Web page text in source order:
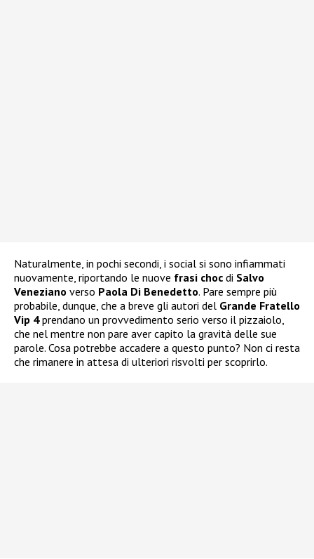
Naturalmente, in pochi secondi, i social si sono infiammati
nuovamente, riportando le nuove frasi choc di Salvo
Veneziano verso Paola Di Benedetto. Pare sempre più
probabile, dunque, che a breve gli autori del Grande Fratello
Vip 4prendano un provvedimento serio verso il pizzaiolo,
che nel mentre non pare aver capito la gravità delle sue
parole. Cosa potrebbe accadere a questo punto? Non ci resta
che rimanere in attesa di ulteriori risvolti per scoprirlo.